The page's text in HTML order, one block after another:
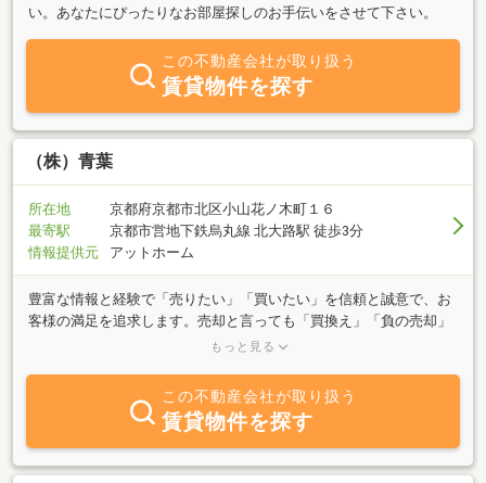
い。あなたにぴったりなお部屋探しのお手伝いをさせて下さい。
この不動産会社が取り扱う
賃貸物件を探す
（株）青葉
所在地
京都府京都市北区小山花ノ木町１６
最寄駅
京都市営地下鉄烏丸線 北大路駅 徒歩3分
情報提供元
アットホーム
豊富な情報と経験で「売りたい」「買いたい」を信頼と誠意で、お
客様の満足を追求します。売却と言っても「買換え」「負の売却」
「換金」理由はそれぞれ、弊社の営業内容の仲介、買い取り、建て
ィングでお客様のより良い満足の提供を心がけております。顧客の
多くは、既存の顧客からのご紹介です。ながいお付き合いのできる
地域密着の不動産屋です。賃貸管理、京町家保存活用にも力を入れ
ております。貸す・借りる・京町家不動産 お気軽にご相談下さ
い。皆様と長いお付き合いができるよう、ご相談ごと心からお待ち
もっと見る
この不動産会社が取り扱う
賃貸物件を探す